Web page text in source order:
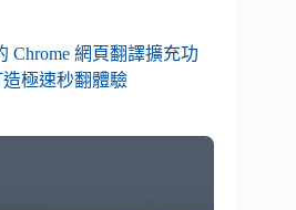
Chrome 網頁翻譯擴充功
造極速秒翻體驗